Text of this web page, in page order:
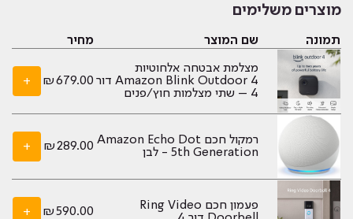
מוצרים משלימים
תמונה שם המוצר מחיר
מצלמת אבטחה אלחוטיות
Amazon Blink Outdoor 4 דור
4 – שתי מצלמות חוץ/פנים
₪679.00
+
‏רמקול חכם Amazon Echo Dot
5th Generation - לבן
₪289.00
+
פעמון חכם Ring Video
₪590.00
+